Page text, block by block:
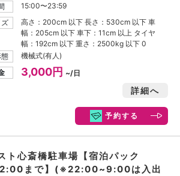
15:00〜23:59
高さ：200cm 以下 長さ：530cm 以下 車
幅：205cm 以下 車下：11cm 以上 タイヤ
幅：192cm 以下 重さ：2500kg 以下 0
機械式(有人)
3,000円 ~/日
詳細へ
予約する
心斎橋駐車場【宿泊パック
まで】(※22:00~9:00は入出